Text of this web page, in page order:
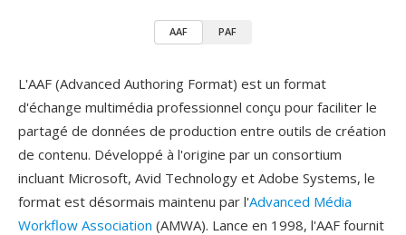
AAF PAF
L'AAF (Advanced Authoring Format) est un format
d'échange multimédia professionnel conçu pour faciliter le
partagé de données de production entre outils de création
de contenu. Développé à l'origine par un consortium
incluant Microsoft, Avid Technology et Adobe Systems, le
format est désormais maintenu par l'Advanced Média
Workflow Association (AMWA). Lance en 1998, l'AAF fournit